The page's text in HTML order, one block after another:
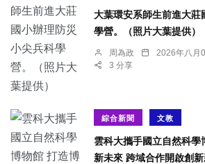
大葉環安系師生前進大
學營。（照片大葉提供）
周為政 2026年八月
3 分享
綜合新聞 文教
雲科大攜手國立自然科
新未來 跨域合作開啟創